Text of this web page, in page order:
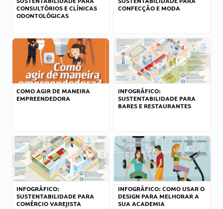
CONSULTÓRIOS E CLÍNICAS
ODONTOLÓGICAS
CONFECÇÃO E MODA
COMO AGIR DE MANEIRA
EMPREENDEDORA
INFOGRÁFICO:
SUSTENTABILIDADE PARA
BARES E RESTAURANTES
INFOGRÁFICO:
SUSTENTABILIDADE PARA
COMÉRCIO VAREJISTA
INFOGRÁFICO: COMO USAR O
DESIGN PARA MELHORAR A
SUA ACADEMIA